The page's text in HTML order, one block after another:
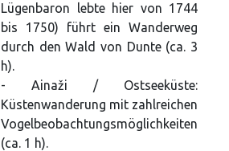
Lügenbaron lebte hier von 1744
bis 1750) führt ein Wanderweg
durch den Wald von Dunte (ca. 3
h).
- Ainaži / Ostseeküste:
Küstenwanderung mit zahlreichen
Vogelbeobachtungsmöglichkeiten
(ca. 1 h).